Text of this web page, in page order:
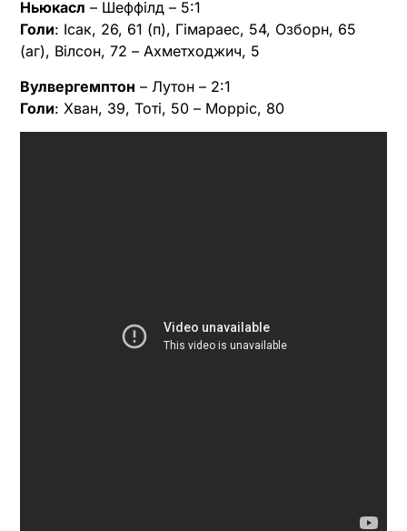
Ньюкасл – Шеффілд – 5:1
Голи: Ісак, 26, 61 (п), Гімараес, 54, Озборн, 65
(аг), Вілсон, 72 – Ахметходжич, 5
Вулвергемптон – Лутон – 2:1
Голи: Хван, 39, Тоті, 50 – Морріс, 80